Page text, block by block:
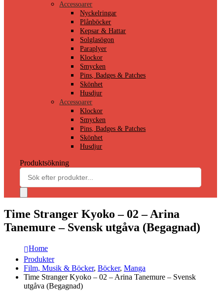
Accessoarer
Nyckelringar
Plånböcker
Kepsar & Hattar
Solglasögon
Paraplyer
Klockor
Smycken
Pins, Badges & Patches
Skönhet
Husdjur
Accessoarer
Klockor
Smycken
Pins, Badges & Patches
Skönhet
Husdjur
Produktsökning
Time Stranger Kyoko – 02 – Arina
Tanemure – Svensk utgåva (Begagnad)
Home
Produkter
Film, Musik & Böcker, Böcker, Manga
Time Stranger Kyoko – 02 – Arina Tanemure – Svensk
utgåva (Begagnad)